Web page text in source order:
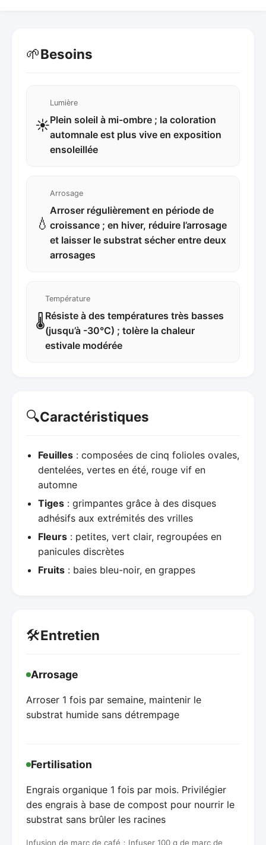
🌱Besoins
☀️
Lumière
Plein soleil à mi-ombre ; la coloration
automnale est plus vive en exposition
ensoleillée
💧
Arrosage
Arroser régulièrement en période de
croissance ; en hiver, réduire l’arrosage
et laisser le substrat sécher entre deux
arrosages
🌡️
Température
Résiste à des températures très basses
(jusqu’à -30°C) ; tolère la chaleur
estivale modérée
🔍Caractéristiques
Feuilles : composées de cinq folioles ovales,
dentelées, vertes en été, rouge vif en
automne
Tiges : grimpantes grâce à des disques
adhésifs aux extrémités des vrilles
Fleurs : petites, vert clair, regroupées en
panicules discrètes
Fruits : baies bleu-noir, en grappes
🛠️Entretien
Arrosage
Arroser 1 fois par semaine, maintenir le
substrat humide sans détrempage
Fertilisation
Engrais organique 1 fois par mois. Privilégier
des engrais à base de compost pour nourrir le
substrat sans brûler les racines
Infusion de marc de café：Infuser 100 g de marc de